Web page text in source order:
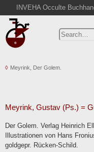
INVEHA Occulte
Home
Advanced Search
Cart
Contact
Terms
Meyrink, Der Golem.
Meyrink, Gustav (Ps.) =
Der Golem. Verlag Heinrich
Illustrationen von Hans
goldgepr. Rücken-Schild.